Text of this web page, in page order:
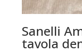
Sanelli
tavola